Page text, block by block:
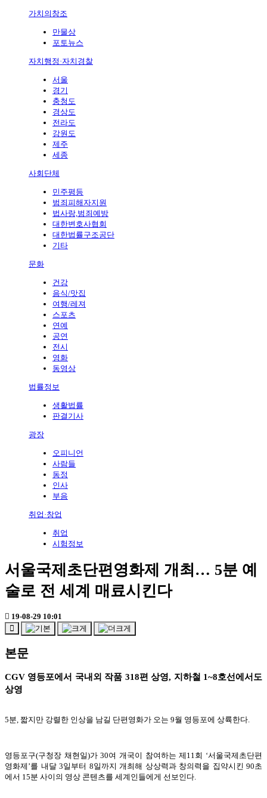
가치의창조
만물상
포토뉴스
자치행정·자치경찰
서울
경기
충청도
경상도
전라도
강원도
제주
세종
사회단체
민주평등
범죄피해자지원
법사랑,범죄예방
대한변호사협회
대한법률구조공단
기타
문화
건강
음식/맛집
여행/레져
스포츠
연예
공연
전시
영화
동영상
법률정보
생활법률
판결기사
광장
오피니언
사람들
동정
인사
부음
취업·창업
취업
시험정보
서울국제초단편영화제 개최… 5분 예
술로 전 세계 매료시킨다
19-08-29 10:01
본문
CGV 영등포에서 국내외 작품 318편 상영, 지하철 1~8호선에서도
상영
5분, 짧지만 강렬한 인상을 남길 단편영화가 오는 9월 영등포에 상륙한다.
영등포구(구청장 채현일)가 30여 개국이 참여하는 제11회 ‘서울국제초단편
영화제’를 내달 3일부터 8일까지 개최해 상상력과 창의력을 집약시킨 90초
에서 15분 사이의 영상 콘텐츠를 세계인들에게 선보인다.